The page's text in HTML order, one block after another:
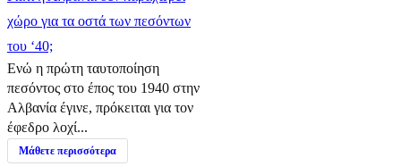
χώρο για τα οστά των πεσόντων
του ‘40;
Ενώ η πρώτη ταυτοποίηση
πεσόντος στο έπος του 1940 στην
Αλβανία έγινε, πρόκειται για τον
έφεδρο λοχί...
Μάθετε περισσότερα